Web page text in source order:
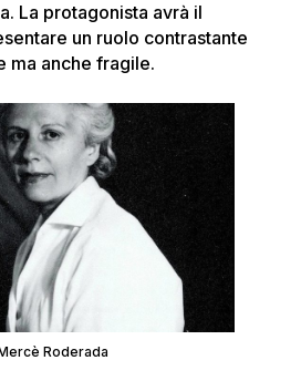
La protagonista avrà il
un ruolo contrastante
ma anche fragile.
Roderada